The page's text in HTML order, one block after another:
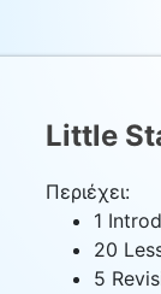
Little
Περιέχει:
1
20
5